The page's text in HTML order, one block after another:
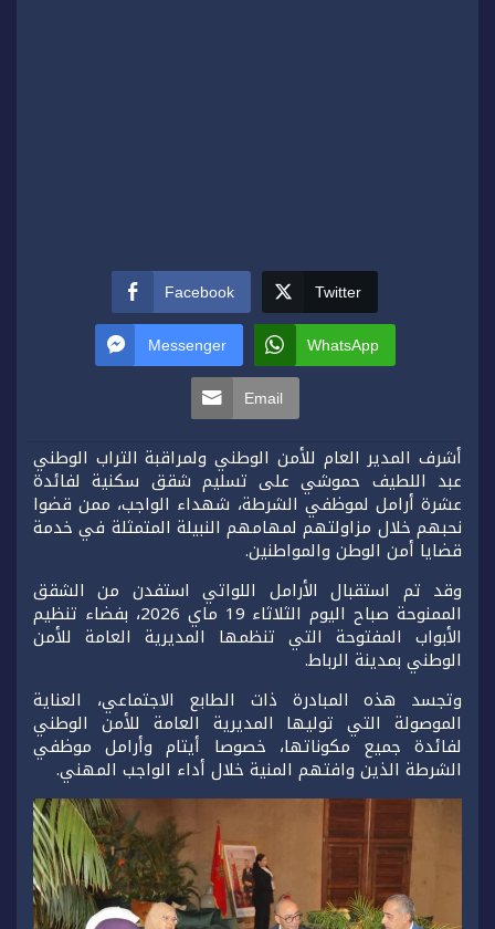
Facebook Twitter
Messenger WhatsApp
Email
أشرف المدير العام للأمن الوطني ولمراقبة التراب الوطني
عبد اللطيف حموشي على تسليم شقق سكنية لفائدة
عشرة أرامل لموظفي الشرطة، شهداء الواجب، ممن قضوا
نحبهم خلال مزاولتهم لمهامهم النبيلة المتمثلة في خدمة
قضايا أمن الوطن والمواطنين.
وقد تم استقبال الأرامل اللواتي استفدن من الشقق
الممنوحة صباح اليوم الثلاثاء 19 ماي 2026، بفضاء تنظيم
الأبواب المفتوحة التي تنظمها المديرية العامة للأمن
الوطني بمدينة الرباط.
وتجسد هذه المبادرة ذات الطابع الاجتماعي، العناية
الموصولة التي توليها المديرية العامة للأمن الوطني
لفائدة جميع مكوناتها، خصوصا أيتام وأرامل موظفي
الشرطة الذين وافتهم المنية خلال أداء الواجب المهني.